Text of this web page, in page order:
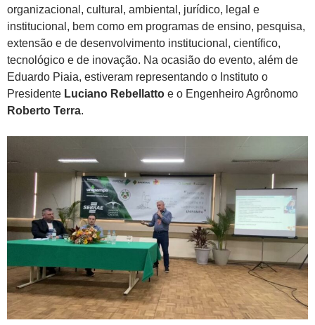
organizacional, cultural, ambiental, jurídico, legal e
institucional, bem como em programas de ensino, pesquisa,
extensão e de desenvolvimento institucional, científico,
tecnológico e de inovação. Na ocasião do evento, além de
Eduardo Piaia, estiveram representando o Instituto o
Presidente Luciano Rebellatto e o Engenheiro Agrônomo
Roberto Terra.